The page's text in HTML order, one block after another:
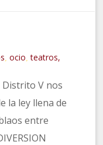
,ocio ,teatros,
V nos
la ley llena de
entre